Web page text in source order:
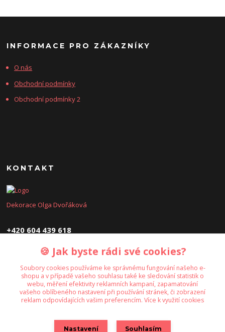
INFORMACE PRO ZÁKAZNÍKY
O nás
Obchodní podmínky
Obchodní podmínky 2
KONTAKT
Dekorace Olga Dvořáková
+420 604 439 618
dekoraceolga@seznam.cz
Upravit sběr cookies.
🍪 Jak byste rádi své cookies?
Soubory cookies používáme ke správnému fungování našeho e-
shopu a v případě vašeho souhlasu také ke sledování statistik o
webu, měření efektivity reklamních kampaní, zapamatování
vašeho oblíbeného nastavení při používání stránek, či zobrazení
reklam odpovídajících vašim preferencím. Více k využití cookies
Nastavení Souhlasím